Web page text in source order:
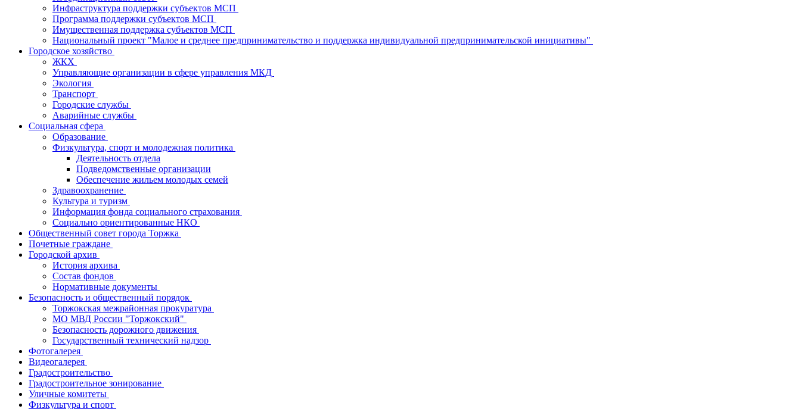
Инфраструктура поддержки субъектов МСП
Программа поддержки субъектов МСП
Имущественная поддержка субъектов МСП
Национальный проект "Малое и среднее предпринимательство и поддержка индивидуальной предпринимательской инициативы"
Городское хозяйство
ЖКХ
Управляющие организации в сфере управления МКД
Экология
Транспорт
Городские службы
Аварийные службы
Социальная сфера
Образование
Физкультура, спорт и молодежная политика
Деятельность отдела
Подведомственные организации
Обеспечение жильем молодых семей
Здравоохранение
Культура и туризм
Информация фонда социального страхования
Социально ориентированные НКО
Общественный совет города Торжка
Почетные граждане
Городской архив
История архива
Состав фондов
Нормативные документы
Безопасность и общественный порядок
Торжокская межрайонная прокуратура
МО МВД России "Торжокский"
Безопасность дорожного движения
Государственный технический надзор
Фотогалерея
Видеогалерея
Градостроительство
Градостроительное зонирование
Уличные комитеты
Физкультура и спорт